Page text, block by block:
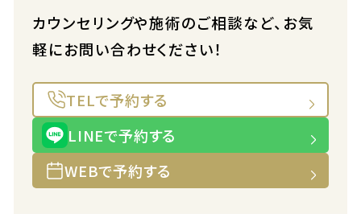
カウンセリングや施術のご相談など、お気
軽にお問い合わせください！
TELで予約する
LINEで予約する
WEBで予約する